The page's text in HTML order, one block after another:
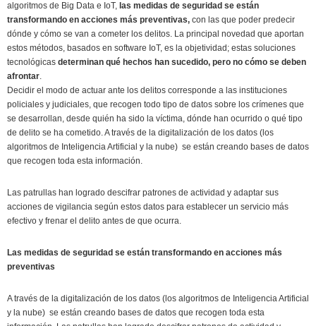
algoritmos de Big Data e IoT, las medidas de seguridad se están
transformando en acciones más preventivas, con las que poder predecir
dónde y cómo se van a cometer los delitos. La principal novedad que aportan
estos métodos, basados en software IoT, es la objetividad; estas soluciones
tecnológicas determinan qué hechos han sucedido, pero no cómo se deben
afrontar.
Decidir el modo de actuar ante los delitos corresponde a las instituciones
policiales y judiciales, que recogen todo tipo de datos sobre los crímenes que
se desarrollan, desde quién ha sido la víctima, dónde han ocurrido o qué tipo
de delito se ha cometido. A través de la digitalización de los datos (los
algoritmos de Inteligencia Artificial y la nube) se están creando bases de datos
que recogen toda esta información.
Las patrullas han logrado descifrar patrones de actividad y adaptar sus
acciones de vigilancia según estos datos para establecer un servicio más
efectivo y frenar el delito antes de que ocurra.
Las medidas de seguridad se están transformando en acciones más
preventivas
A través de la digitalización de los datos (los algoritmos de Inteligencia Artificial
y la nube) se están creando bases de datos que recogen toda esta